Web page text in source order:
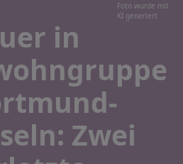
Foto wurde mit
KI generiert
in
Zwei